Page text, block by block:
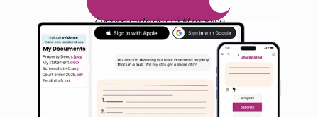
E s
Aucune carte de crédit requise